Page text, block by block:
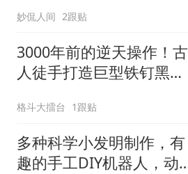
妙侃人间 2跟贴
3000年前的逆天操作！古
人徒手打造巨型铁钉黑科
格斗大擂台 1跟贴
多种科学小发明制作，有
趣的手工DIY机器人，动